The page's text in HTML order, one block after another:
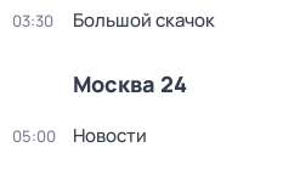
03:30 Большой скачок
Москва 24
05:00 Новости